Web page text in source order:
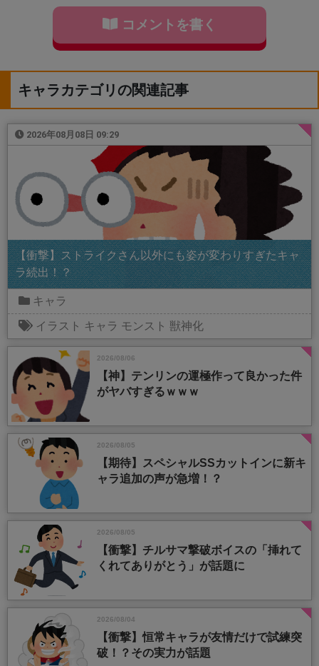
コメントを書く
キャラカテゴリの関連記事
2026年08月08日 09:29
【衝撃】ストライクさん以外にも姿が変わりすぎたキャ
ラ続出！？
キャラ
イラスト キャラ モンスト 獣神化
2026/08/06
【神】テンリンの運極作って良かった件
がヤバすぎるｗｗｗ
2026/08/05
【期待】スペシャルSSカットインに新キ
ャラ追加の声が急増！？
2026/08/05
【衝撃】チルサマ撃破ボイスの「挿れて
くれてありがとう」が話題に
2026/08/04
【衝撃】恒常キャラが友情だけで試練突
破！？その実力が話題